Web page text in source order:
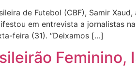
de Futebol (CBF), Samir
em entrevista a jornalistas
feira (31). “Deixamos […]
Feminino,